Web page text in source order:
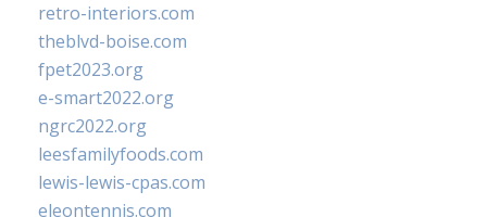
retro-interiors.com
theblvd-boise.com
fpet2023.org
e-smart2022.org
ngrc2022.org
leesfamilyfoods.com
lewis-lewis-cpas.com
eleontennis.com